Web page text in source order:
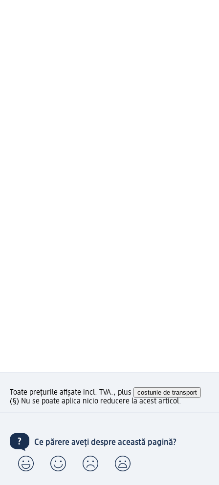
Toate prețurile afișate incl. TVA., plus costurile de transport
(§) Nu se poate aplica nicio reducere la acest articol.
Ce părere aveți despre această pagină?